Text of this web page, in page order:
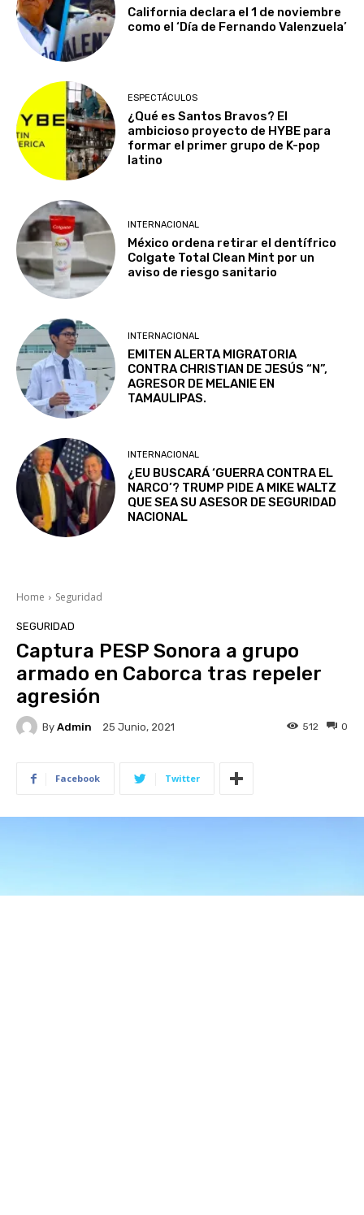
California declara el 1 de noviembre
como el ‘Día de Fernando Valenzuela’
ESPECTÁCULOS
¿Qué es Santos Bravos? El
ambicioso proyecto de HYBE para
formar el primer grupo de K-pop
latino
INTERNACIONAL
México ordena retirar el dentífrico
Colgate Total Clean Mint por un
aviso de riesgo sanitario
INTERNACIONAL
EMITEN ALERTA MIGRATORIA
CONTRA CHRISTIAN DE JESÚS “N”,
AGRESOR DE MELANIE EN
TAMAULIPAS.
INTERNACIONAL
¿EU BUSCARÁ ‘GUERRA CONTRA EL
NARCO’? TRUMP PIDE A MIKE WALTZ
QUE SEA SU ASESOR DE SEGURIDAD
NACIONAL